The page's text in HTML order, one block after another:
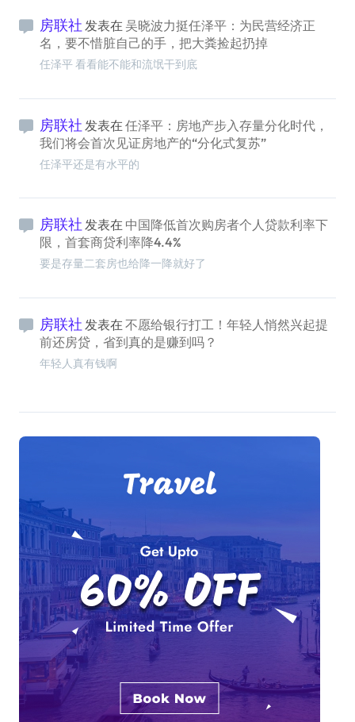
房联社 发表在 吴晓波力挺任泽平：为民营经济正
名，要不惜脏自己的手，把大粪捡起扔掉
任泽平 看看能不能和流氓干到底
房联社 发表在 任泽平：房地产步入存量分化时代，
我们将会首次见证房地产的“分化式复苏”
任泽平还是有水平的
房联社 发表在 中国降低首次购房者个人贷款利率下
限，首套商贷利率降4.4%
要是存量二套房也给降一降就好了
房联社 发表在 不愿给银行打工！年轻人悄然兴起提
前还房贷，省到真的是赚到吗？
年轻人真有钱啊